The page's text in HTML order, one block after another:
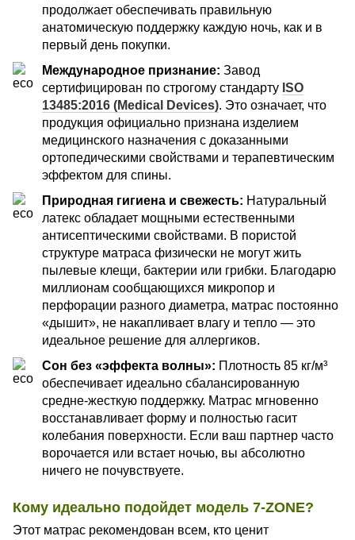
продолжает обеспечивать правильную
анатомическую поддержку каждую ночь, как и в
первый день покупки.
Международное признание: Завод
сертифицирован по строгому стандарту ISO
13485:2016 (Medical Devices). Это означает, что
продукция официально признана изделием
медицинского назначения с доказанными
ортопедическими свойствами и терапевтическим
эффектом для спины.
Природная гигиена и свежесть: Натуральный
латекс обладает мощными естественными
антисептическими свойствами. В пористой
структуре матраса физически не могут жить
пылевые клещи, бактерии или грибки. Благодарю
миллионам сообщающихся микропор и
перфорации разного диаметра, матрас постоянно
«дышит», не накапливает влагу и тепло — это
идеальное решение для аллергиков.
Сон без «эффекта волны»: Плотность 85 кг/м³
обеспечивает идеально сбалансированную
средне-жесткую поддержку. Матрас мгновенно
восстанавливает форму и полностью гасит
колебания поверхности. Если ваш партнер часто
ворочается или встает ночью, вы абсолютно
ничего не почувствуете.
Кому идеально подойдет модель 7-ZONE?
Этот матрас рекомендован всем, кто ценит